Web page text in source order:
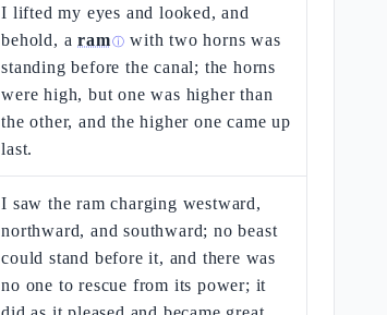
I lifted my eyes and looked, and
behold, aramⓘ with two horns was
standing before the canal; the horns
were high, but one was higher than
the other, and the higher one came up
last.
I saw the ram charging westward,
northward, and southward; no beast
could stand before it, and there was
no one to rescue from its power; it